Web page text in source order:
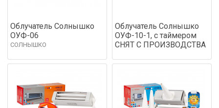
Облучатель Солнышко
ОУФ-06
СОЛНЫШКО
Облучатель Солнышко
ОУФ-10-1, с таймером
СНЯТ С ПРОИЗВОДСТВА